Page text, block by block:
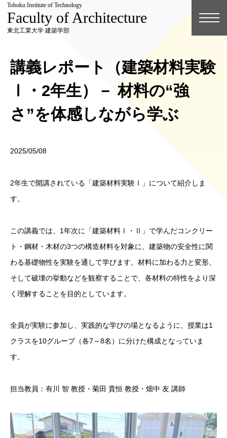
Tohoku Institute of Technology
Faculty of Architecture
東北工業大学 建築学部
講義レポート（建築材料実験
Ⅰ・2年生）－ 材料の“強
さ”を体感しながら学ぶ
2025/05/08
2年生で開講されている「建築材料実験Ⅰ」について紹介しま
す。
この講義では、1年次に「建築材料Ⅰ・Ⅱ」で学んだコンクリー
ト・鋼材・木材の3つの構造材料を対象に、建築物の安全性に関
わる基礎物性を実験を通して学びます。材料に加わる力と変形、
そして破壊の挙動などを観察することで、各材料の特性をより深
く理解することを目的としています。
全員が実験に参加し、実践的な学びの場となるように、授業は1
クラスを10グループ（各7～8名）に分けた構成となっていま
す。
担当教員：有川 智 教授・菊田 貴恒 教授・畑中 友 講師